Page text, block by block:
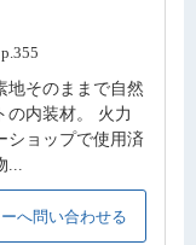
地そのままで自然
の内装材。 火力
ショップで使用済
...
へ問い合わせる